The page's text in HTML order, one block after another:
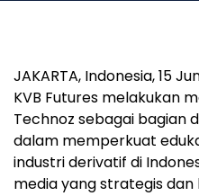
JAKARTA, Indonesia,15
KVB Futures melakukan
Technoz sebagai bagian
dalam memperkuat
industri derivatif di
media yang strategis dan